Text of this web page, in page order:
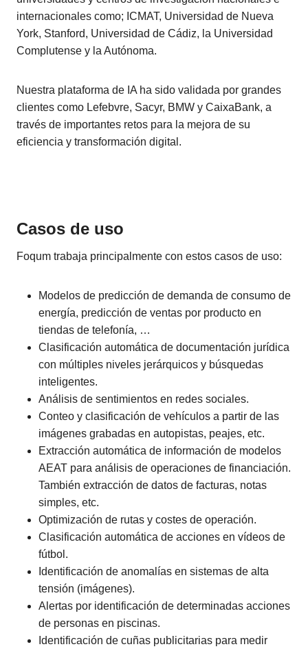
internacionales como; ICMAT, Universidad de Nueva
York, Stanford, Universidad de Cádiz, la Universidad
Complutense y la Autónoma.
Nuestra plataforma de IA ha sido validada por grandes
clientes como Lefebvre, Sacyr, BMW y CaixaBank, a
través de importantes retos para la mejora de su
eficiencia y transformación digital.
Casos de uso
Foqum trabaja principalmente con estos casos de uso:
Modelos de predicción de demanda de consumo de
energía, predicción de ventas por producto en
tiendas de telefonía, …
Clasificación automática de documentación jurídica
con múltiples niveles jerárquicos y búsquedas
inteligentes.
Análisis de sentimientos en redes sociales.
Conteo y clasificación de vehículos a partir de las
imágenes grabadas en autopistas, peajes, etc.
Extracción automática de información de modelos
AEAT para análisis de operaciones de financiación.
También extracción de datos de facturas, notas
simples, etc.
Optimización de rutas y costes de operación.
Clasificación automática de acciones en vídeos de
fútbol.
Identificación de anomalías en sistemas de alta
tensión (imágenes).
Alertas por identificación de determinadas acciones
de personas en piscinas.
Identificación de cuñas publicitarias para medir